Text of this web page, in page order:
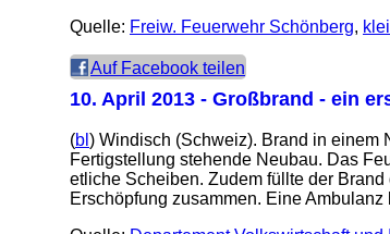
Quelle: Freiw. Feuerwehr Schönberg,
Auf Facebook teilen
10. April 2013 - Großbrand - ein
(bl ) Windisch (Schweiz). Brand in einem
Fertigstellung stehende Neubau. Das
etliche Scheiben. Zudem füllte der
Erschöpfung zusammen. Eine